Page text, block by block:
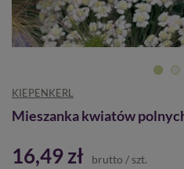
KIEPENKERL
Mieszanka kwiatów
16,49 zł brutto / szt.